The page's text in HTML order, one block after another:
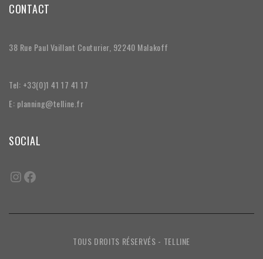
CONTACT
38 Rue Paul Vaillant Couturier, 92240 Malakoff
Tel: +33(0)1 41 17 41 17
E: planning@telline.fr
SOCIAL
TOUS DROITS RÉSERVÉS - TELLINE